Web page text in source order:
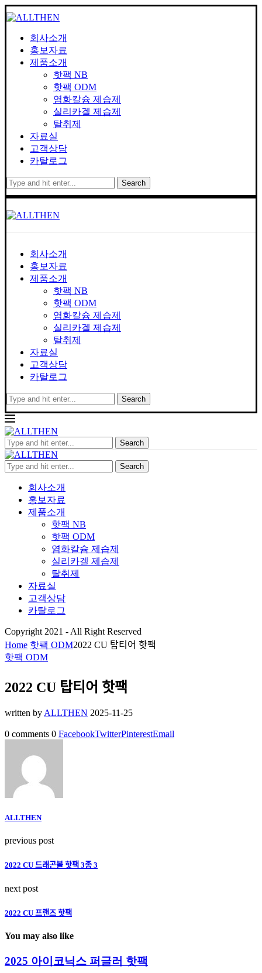
회사소개
홍보자료
제품소개
핫팩 NB
핫팩 ODM
염화칼슘 제습제
실리카겔 제습제
탈취제
자료실
고객상담
카탈로그
Search
회사소개
홍보자료
제품소개
핫팩 NB
핫팩 ODM
염화칼슘 제습제
실리카겔 제습제
탈취제
자료실
고객상담
카탈로그
Search
Search
Search
회사소개
홍보자료
제품소개
핫팩 NB
핫팩 ODM
염화칼슘 제습제
실리카겔 제습제
탈취제
자료실
고객상담
카탈로그
Copyright 2021 - All Right Reserved
Home 핫팩 ODM2022 CU 탑티어 핫팩
핫팩 ODM
2022 CU 탑티어 핫팩
written by ALLTHEN 2025-11-25
0 comments 0 FacebookTwitterPinterestEmail
ALLTHEN
previous post
2022 CU 드래곤볼 핫팩 3종 3
next post
2022 CU 프랜즈 핫팩
You may also like
2025 아이코닉스 퍼글러 핫팩